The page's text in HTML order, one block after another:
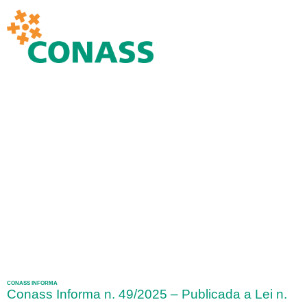
CONASS INFORMA
Conass Informa n. 49/2025 – Publicada a Lei n.